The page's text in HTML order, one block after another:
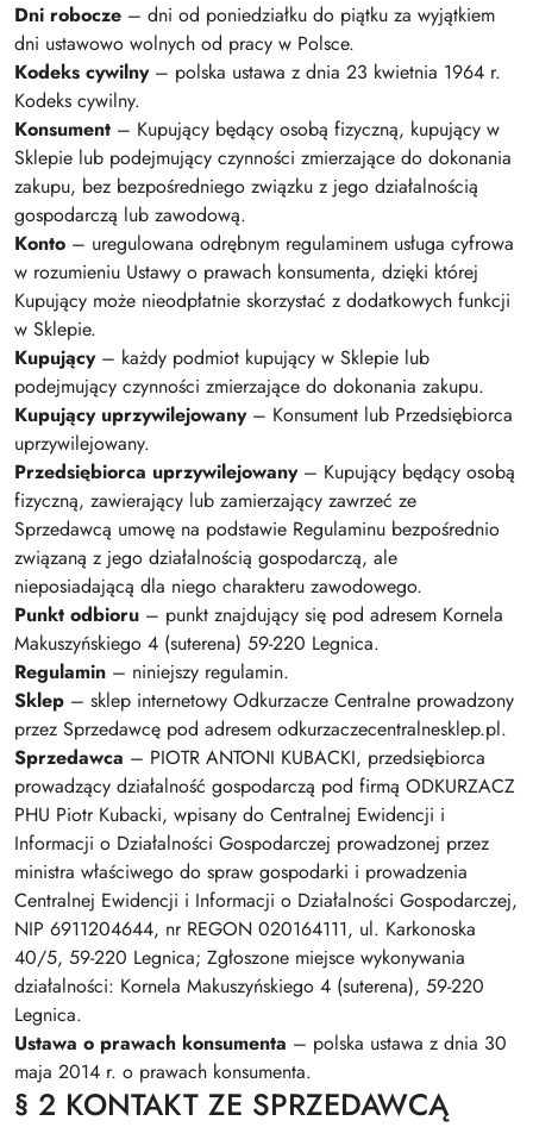
Dni robocze – dni od poniedziałku do piątku za wyjątkiem
dni ustawowo wolnych od pracy w Polsce.
Kodeks cywilny– polska ustawa z dnia 23 kwietnia 1964 r.
Kodeks cywilny.
Konsument – Kupujący będący osobą fizyczną, kupujący w
Sklepie lub podejmujący czynności zmierzające do dokonania
zakupu, bez bezpośredniego związku z jego działalnością
gospodarczą lub zawodową.
Konto – uregulowana odrębnym regulaminem usługa cyfrowa
w rozumieniu Ustawy o prawach konsumenta, dzięki której
Kupujący może nieodpłatnie skorzystać z dodatkowych funkcji
w Sklepie.
Kupujący– każdy podmiot kupujący w Sklepie lub
podejmujący czynności zmierzające do dokonania zakupu.
Kupujący uprzywilejowany– Konsument lub Przedsiębiorca
uprzywilejowany.
Przedsiębiorca uprzywilejowany– Kupujący będący osobą
fizyczną, zawierający lub zamierzający zawrzeć ze
Sprzedawcą umowę na podstawie Regulaminu bezpośrednio
związaną z jego działalnością gospodarczą, ale
nieposiadającą dla niego charakteru zawodowego.
Punkt odbioru – punkt znajdujący się pod adresem Kornela
Makuszyńskiego 4 (suterena) 59-220 Legnica.
Regulamin – niniejszy regulamin.
Sklep – sklep internetowy Odkurzacze Centralne prowadzony
przez Sprzedawcę pod adresem odkurzaczecentralnesklep.pl.
Sprzedawca – PIOTR ANTONI KUBACKI, przedsiębiorca
prowadzący działalność gospodarczą pod firmą ODKURZACZ
PHU Piotr Kubacki, wpisany do Centralnej Ewidencji i
Informacji o Działalności Gospodarczej prowadzonej przez
ministra właściwego do spraw gospodarki i prowadzenia
Centralnej Ewidencji i Informacji o Działalności Gospodarczej,
NIP 6911204644, nr REGON 020164111, ul. Karkonoska
40/5, 59-220 Legnica; Zgłoszone miejsce wykonywania
działalności: Kornela Makuszyńskiego 4 (suterena), 59-220
Legnica.
Ustawa o prawach konsumenta – polska ustawa z dnia 30
maja 2014 r. o prawach konsumenta.
§ 2 KONTAKT ZE SPRZEDAWCĄ